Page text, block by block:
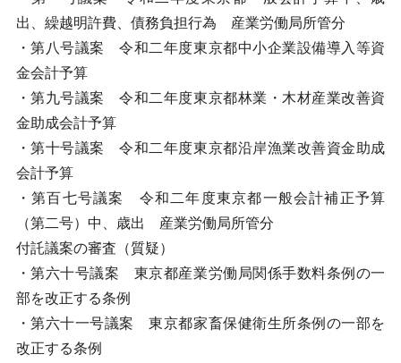
出、繰越明許費、債務負担行為 産業労働局所管分
・第八号議案 令和二年度東京都中小企業設備導入等資
金会計予算
・第九号議案 令和二年度東京都林業・木材産業改善資
金助成会計予算
・第十号議案 令和二年度東京都沿岸漁業改善資金助成
会計予算
・第百七号議案 令和二年度東京都一般会計補正予算
（第二号）中、歳出 産業労働局所管分
付託議案の審査（質疑）
・第六十号議案 東京都産業労働局関係手数料条例の一
部を改正する条例
・第六十一号議案 東京都家畜保健衛生所条例の一部を
改正する条例